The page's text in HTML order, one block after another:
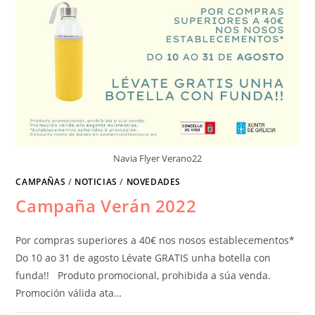
Navia Flyer Verano22
CAMPAÑAS / NOTICIAS / NOVEDADES
Campaña Verán 2022
Por compras superiores a 40€ nos nosos establecementos*
Do 10 ao 31 de agosto Lévate GRATIS unha botella con
funda!! Produto promocional, prohibida a súa venda.
Promoción válida ata…